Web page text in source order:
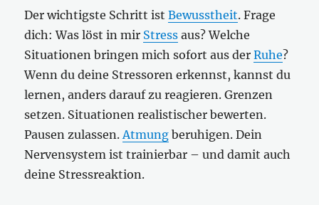
Der wichtigste Schritt istBewusstheit. Frage
dich: Was löst in mir Stress aus? Welche
Situationen bringen mich sofort aus derRuhe?
Wenn du deine Stressoren erkennst, kannst du
lernen, anders darauf zu reagieren. Grenzen
setzen. Situationen realistischer bewerten.
Pausen zulassen.Atmung beruhigen. Dein
Nervensystem ist trainierbar – und damit auch
deine Stressreaktion.